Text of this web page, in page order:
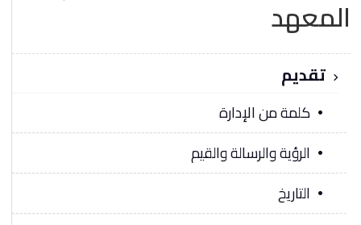
المعهد
تقديم
كلمة من الإدارة
الرؤية والرسالة والقيم
التاريخ